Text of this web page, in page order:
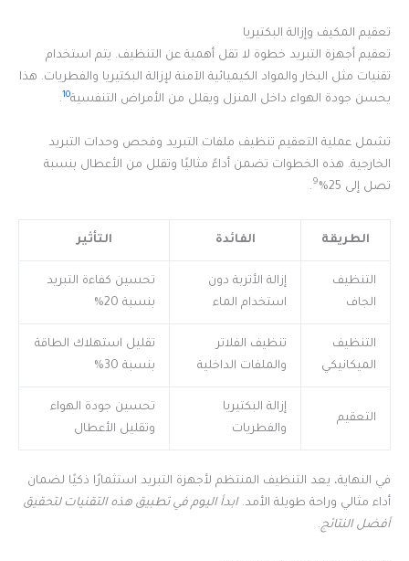
تعقيم المكيف وإزالة البكتيريا
تعقيم أجهزة التبريد خطوة لا تقل أهمية عن التنظيف. يتم استخدام
تقنيات مثل البخار والمواد الكيميائية الآمنة لإزالة البكتيريا والفطريات. هذا
يحسن جودة الهواء داخل المنزل ويقلل من الأمراض التنفسية10
.
تشمل عملية التعقيم تنظيف ملفات التبريد وفحص وحدات التبريد
الخارجية. هذه الخطوات تضمن أداءً مثاليًا وتقلل من الأعطال بنسبة
تصل إلى 25%
9
.
الطريقة الفائدة التأثير
التنظيف
الجاف
إزالة الأتربة دون
استخدام الماء
تحسين كفاءة التبريد
بنسبة 20%
التنظيف
الميكانيكي
تنظيف الفلاتر
والملفات الداخلية
تقليل استهلاك الطاقة
بنسبة 30%
التعقيم
إزالة البكتيريا
والفطريات
تحسين جودة الهواء
وتقليل الأعطال
في النهاية، يعد التنظيف المنتظم لأجهزة التبريد استثمارًا ذكيًا لضمان
أداء مثالي وراحة طويلة الأمد. ابدأ اليوم في تطبيق هذه التقنيات لتحقيق
أفضل النتائج.